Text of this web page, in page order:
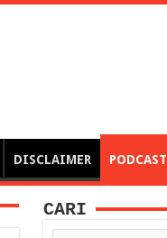
DISCLAIMER PODCAST
CARI